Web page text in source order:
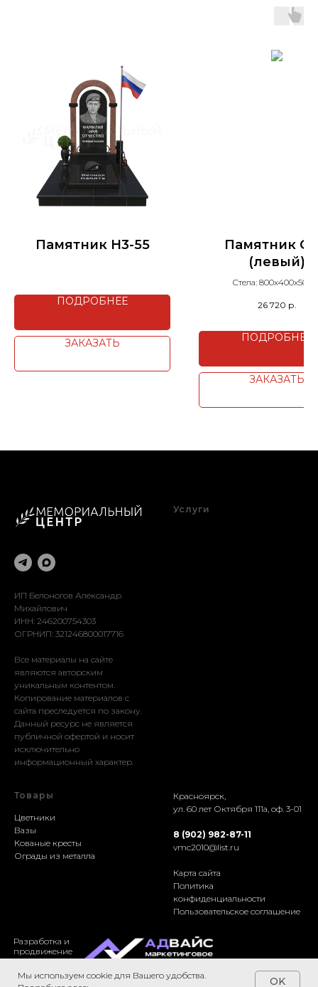
Памятник H3-55
ПОДРОБНЕЕ
ЗАКАЗАТЬ
Памятник
(левый)
Стела: 800х400х50
Гранит: Абсолют
26 720 р.
ПОДРОБНЕЕ
ЗАКАЗАТЬ
ИП Белоногов Александр
Михайлович
ИНН: 246200754303
ОГРНИП: 321246800017716
Все материалы на сайте
являются авторским
уникальным контентом.
Копирование материалов с
сайта преследуется по закону.
Данный ресурс не является
публичной офертой и носит
исключительно
информационный характер.
Услуги
Товары
Цветники
Вазы
Кованые кресты
Ограды из металла
Красноярск,
ул. 60 лет Октября 111а, оф. 3-01
8 (902) 982-87-11
vmc2010@list.ru
Карта сайта
Политика
конфиденциальности
Пользовательское соглашение
Разработка и
продвижение
Мы используем cookie для Вашего удобства.
OK